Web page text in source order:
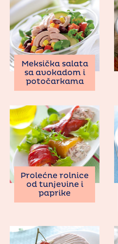
Meksička salata
sa avokadom i
potočarkama
Prolećne rolnice
od tunjevine i
paprike